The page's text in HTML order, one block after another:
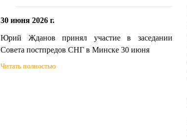
30 июня 2026 г.
Юрий Жданов принял участие в заседании
Совета постпредов СНГ в Минске 30 июня
Читать полностью